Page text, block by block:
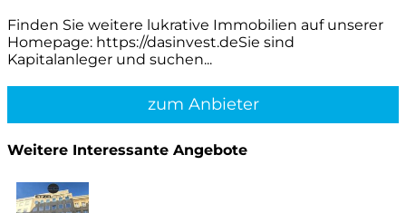
Finden Sie weitere lukrative Immobilien auf unserer
Homepage: https://dasinvest.deSie sind
Kapitalanleger und suchen...
zum Anbieter
Weitere Interessante Angebote